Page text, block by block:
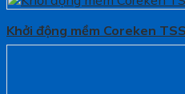
Khởi động mềm Coreken